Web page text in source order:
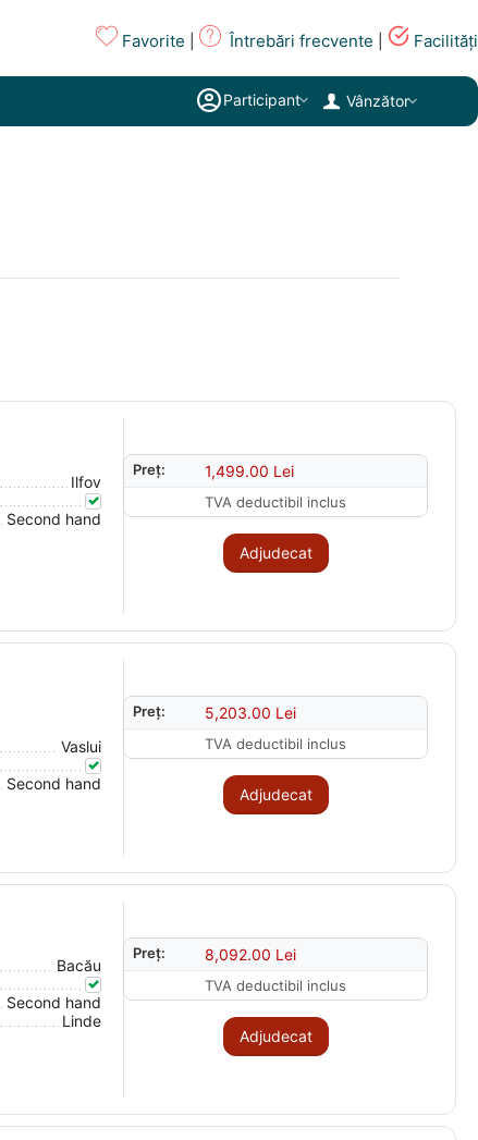
Favorite Întrebări frecvente Facilități
Participant Vânzător
Ilfov
Second hand
Preț: 1,499.00 Lei
TVA deductibil inclus
Adjudecat
Vaslui
Second hand
Preț: 5,203.00 Lei
TVA deductibil inclus
Adjudecat
Bacău
Second hand
Linde
Preț: 8,092.00 Lei
TVA deductibil inclus
Adjudecat